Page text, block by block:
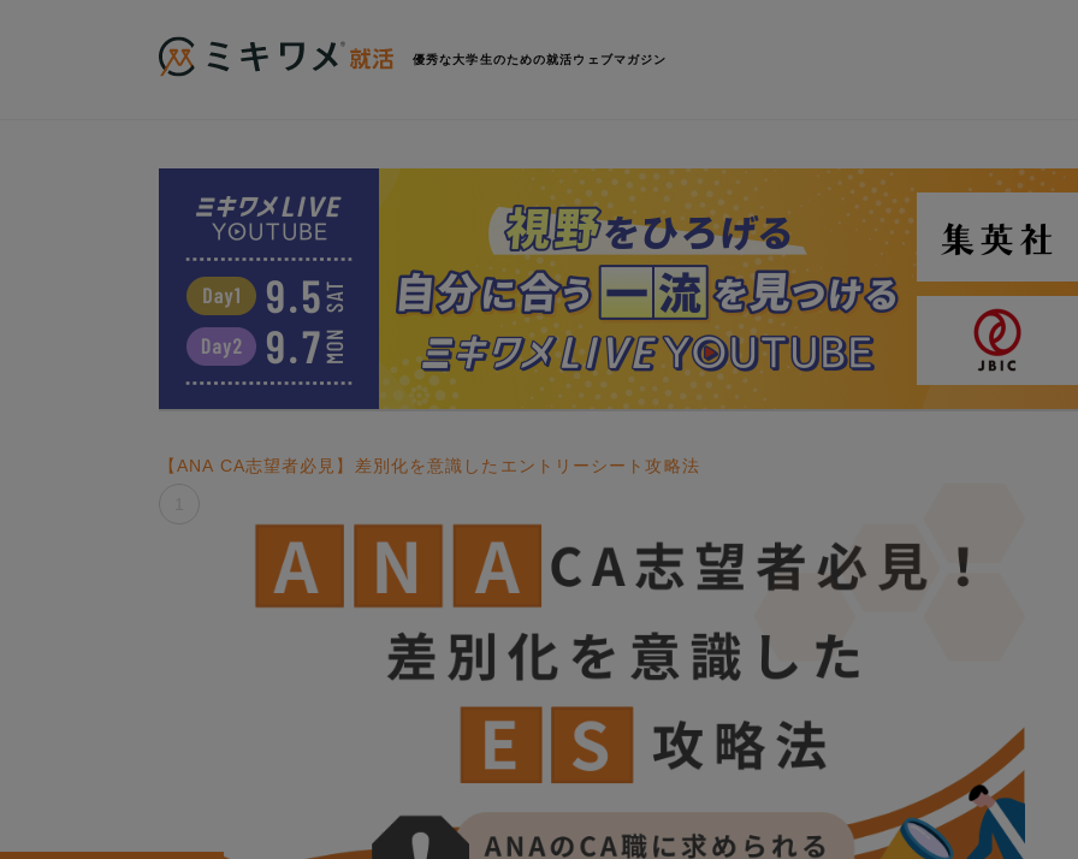
優秀な大学生のための就活ウェブマガジン
【ANA CA志望者必見】差別化を意識したエントリーシート攻略法